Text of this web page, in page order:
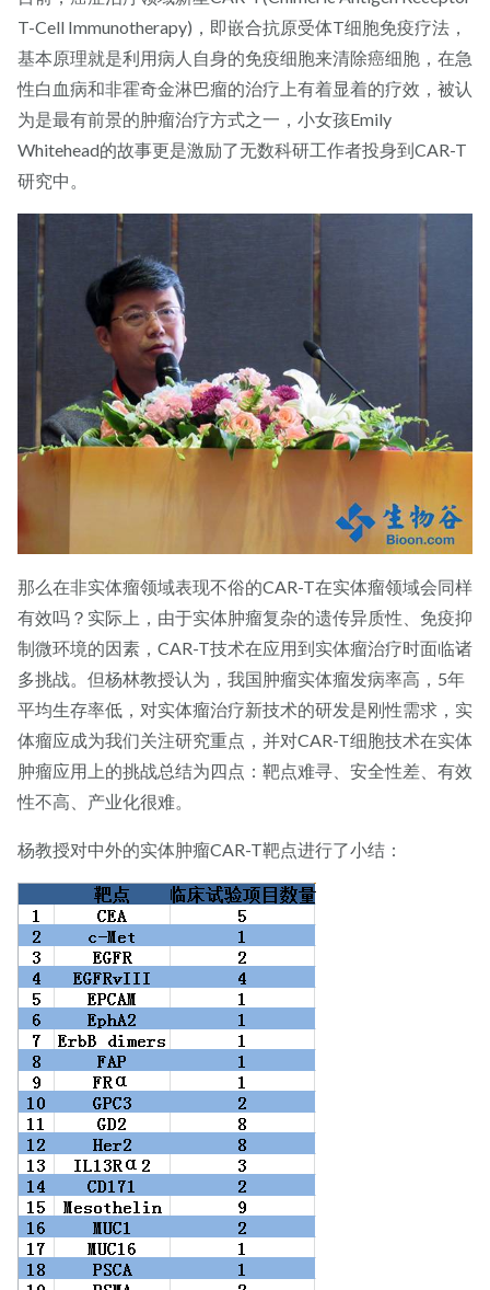
T-Cell Immunotherapy)，即嵌合抗原受体T细胞免疫疗法，
基本原理就是利用病人自身的免疫细胞来清除癌细胞，在急
性白血病和非霍奇金淋巴瘤的治疗上有着显着的疗效，被认
为是最有前景的肿瘤治疗方式之一，小女孩Emily
Whitehead的故事更是激励了无数科研工作者投身到CAR-T
研究中。
那么在非实体瘤领域表现不俗的CAR-T在实体瘤领域会同样
有效吗？实际上，由于实体肿瘤复杂的遗传异质性、免疫抑
制微环境的因素，CAR-T技术在应用到实体瘤治疗时面临诸
多挑战。但杨林教授认为，我国肿瘤实体瘤发病率高，5年
平均生存率低，对实体瘤治疗新技术的研发是刚性需求，实
体瘤应成为我们关注研究重点，并对CAR-T细胞技术在实体
肿瘤应用上的挑战总结为四点：靶点难寻、安全性差、有效
性不高、产业化很难。
杨教授对中外的实体肿瘤CAR-T靶点进行了小结：